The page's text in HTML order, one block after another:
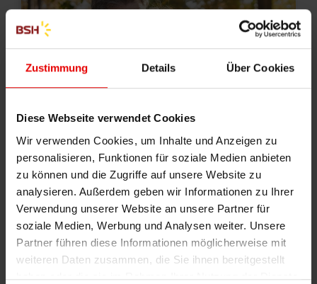
Zustimmung Details Über Cookies
Diese Webseite verwendet Cookies
Wir verwenden Cookies, um Inhalte und Anzeigen zu
personalisieren, Funktionen für soziale Medien anbieten
zu können und die Zugriffe auf unsere Website zu
analysieren. Außerdem geben wir Informationen zu Ihrer
Verwendung unserer Website an unsere Partner für
soziale Medien, Werbung und Analysen weiter. Unsere
Partner führen diese Informationen möglicherweise mit
weiteren Daten zusammen, die Sie ihnen bereitgestellt
haben oder die sie im Rahmen Ihrer Nutzung der Dienste
Solaranlage
ab 79 € pro Monat